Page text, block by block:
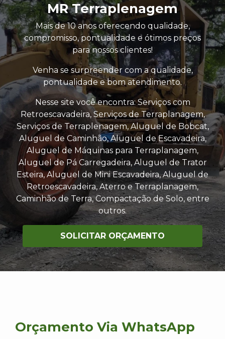
MR Terraplenagem
Mais de 10 anos oferecendo qualidade,
compromisso, pontualidade e ótimos preços
para nossos clientes!
Venha se surpreender com a qualidade,
pontualidade e bom atendimento.
Nesse site você encontra: Serviços com
Retroescavadeira, Serviços de Terraplanagem,
Serviços de Terraplenagem, Aluguel de Bobcat,
Aluguel de Caminhão, Aluguel de Escavadeira,
Aluguel de Máquinas para Terraplanagem,
Aluguel de Pá Carregadeira, Aluguel de Trator
Esteira, Aluguel de Mini Escavadeira, Aluguel de
Retroescavadeira, Aterro e Terraplanagem,
Caminhão de Terra, Compactação de Solo, entre
outros.
SOLICITAR ORÇAMENTO
Orçamento Via WhatsApp